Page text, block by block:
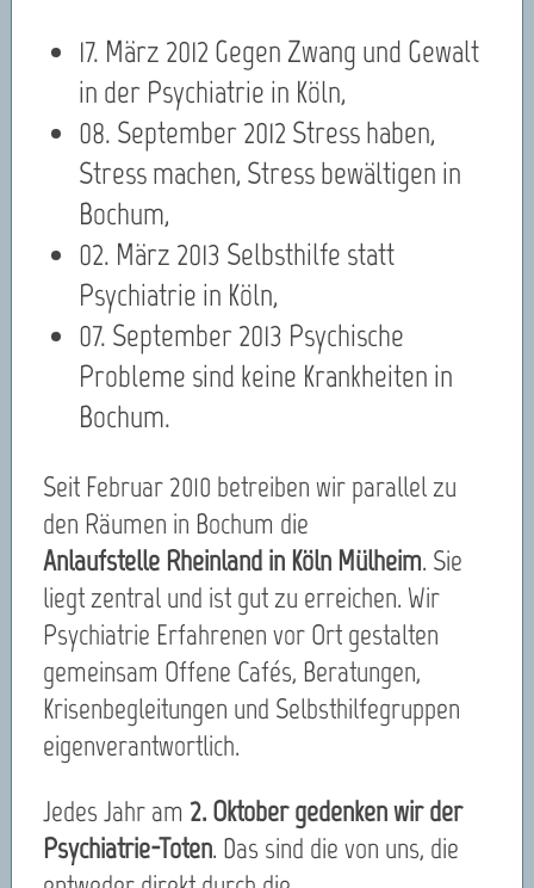
17. März 2012 Gegen Zwang und Gewalt
in der Psychiatrie in Köln,
08. September 2012 Stress haben,
Stress machen, Stress bewältigen in
Bochum,
02. März 2013 Selbsthilfe statt
Psychiatrie in Köln,
07. September 2013 Psychische
Probleme sind keine Krankheiten in
Bochum.
Seit Februar 2010 betreiben wir parallel zu
den Räumen in Bochum die
Anlaufstelle Rheinland in Köln Mülheim. Sie
liegt zentral und ist gut zu erreichen. Wir
Psychiatrie Erfahrenen vor Ort gestalten
gemeinsam Offene Cafés, Beratungen,
Krisenbegleitungen und Selbsthilfegruppen
eigenverantwortlich.
Jedes Jahr am2. Oktober gedenken wir der
Psychiatrie-Toten. Das sind die von uns, die